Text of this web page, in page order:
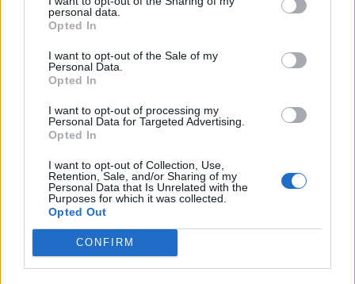
personal data.
Opted In
I want to opt-out of the Sale of my
Personal Data.
Opted In
I want to opt-out of processing my
Personal Data for Targeted Advertising.
Opted In
I want to opt-out of Collection, Use,
Retention, Sale, and/or Sharing of my
Personal Data that Is Unrelated with the
Purposes for which it was collected.
Opted Out
CONFIRM
A Román Rendőrség azt
üzeni, semmiképpen ne
higgyenek a Román
Rendőrségnek – hírmix
További híreink: sziklát akart a
Dunába robbantani a hadsereg,
egyelőre sikertelenül, az illetékes
szerint pedig semmiféle korlátozás
nem lesz a lakossági
áramfogyasztásban.